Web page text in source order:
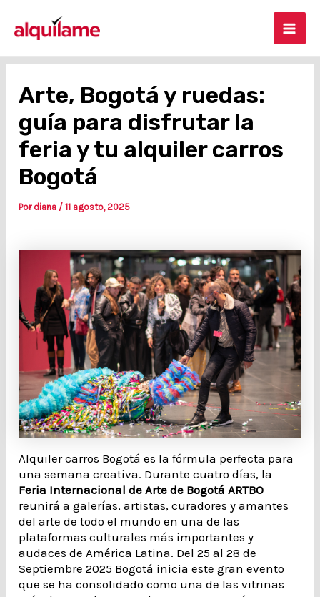
contenido
Arte, Bogotá y ruedas:
guía para disfrutar la
feria y tu alquiler carros
Bogotá
Por diana /11 agosto, 2025
Alquiler carros Bogotá es la fórmula perfecta para
una semana creativa. Durante cuatro días, la
Feria Internacional de Arte de Bogotá ARTBO
reunirá a galerías, artistas, curadores y amantes
del arte de todo el mundo en una de las
plataformas culturales más importantes y
audaces de América Latina. Del 25 al 28 de
Septiembre 2025 Bogotá inicia este gran evento
que se ha consolidado como una de las vitrinas
navigation